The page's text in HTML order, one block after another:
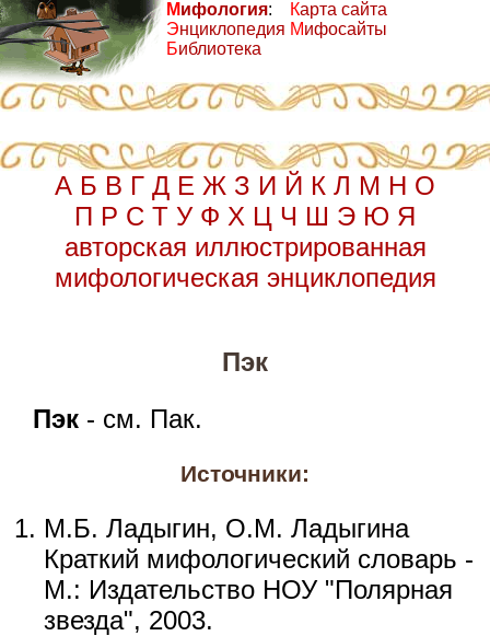
Мифология:
Энциклопедия
Библиотека
Карта сайта
Мифосайты
А Б В Г Д Е Ж З И Й К Л М Н О
П Р С Т У Ф Х Ц Ч Ш Э Ю Я
авторская иллюстрированная
мифологическая энциклопедия
Пэк
Пэк - см. Пак.
Источники:
М.Б. Ладыгин, О.М. Ладыгина
Краткий мифологический словарь -
М.: Издательство НОУ "Полярная
звезда", 2003.